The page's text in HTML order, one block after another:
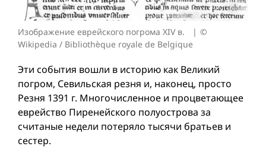
Изображение еврейского погрома XIV в.
©
Wikipedia / Bibliothèque royale de Belgique
Эти события вошли в историю как Великий
погром, Севильская резня и, наконец, просто
Резня 1391 г. Многочисленное и процветающее
еврейство Пиренейского полуострова за
считаные недели потеряло тысячи братьев и
сестер.